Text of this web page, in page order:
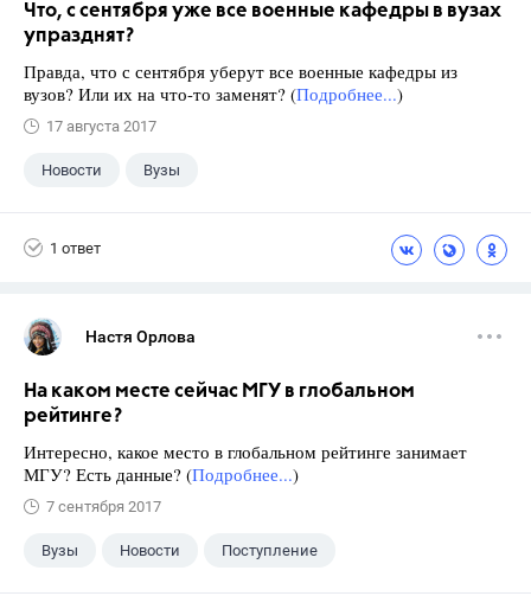
Что, с сентября уже все военные кафедры в вузах
упразднят?
Правда, что с сентября уберут все военные кафедры из
вузов? Или их на что-то заменят? (Подробнее...)
17 августа 2017
Новости Вузы
1 ответ
Настя Орлова
На каком месте сейчас МГУ в глобальном
рейтинге?
Интересно, какое место в глобальном рейтинге занимает
МГУ? Есть данные? (Подробнее...)
7 сентября 2017
Вузы Новости Поступление